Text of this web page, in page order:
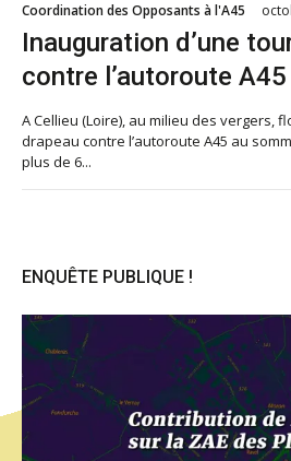
Coordination des Opposants à l'A45
Inauguration d’une
contre l’autoroute A45
A Cellieu (Loire), au milieu des vergers,
drapeau contre l’autoroute A45 au
plus de 6...
ENQUÊTE PUBLIQUE !